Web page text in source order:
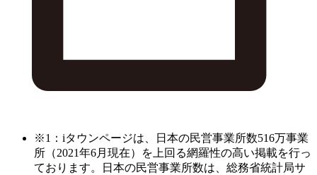
※1：iタウンページは、日本の民営事業所数516万事業
所（2021年6月現在）を上回る網羅性の高い掲載を行っ
ております。日本の民営事業所数は、総務省統計局サ